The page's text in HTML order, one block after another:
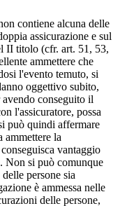
contiene alcuna delle
assicurazione e sul
II titolo (cfr. art. 51, 53,
ammettere che
l'evento temuto, si
oggettivo subito,
conseguito il
l'assicuratore, possa
può quindi affermare
ammettere la
vantaggio
Non si può comunque
persone sia
è ammessa nelle
delle persone,